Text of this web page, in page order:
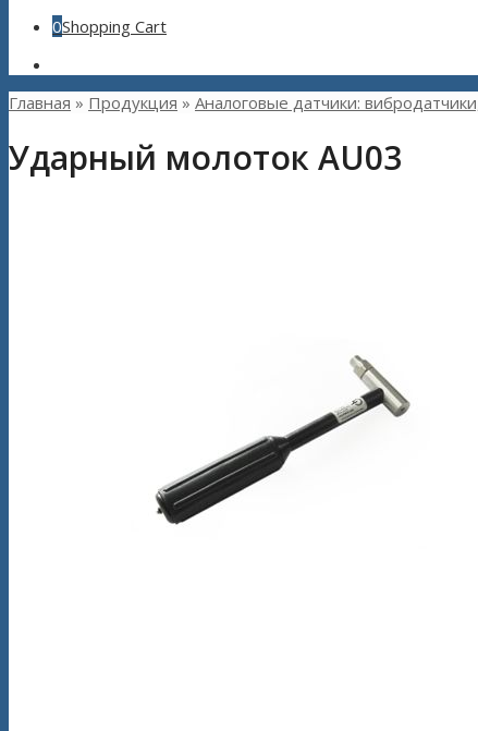
0Shopping Cart
Главная » Продукция » Аналоговые датчики:
Ударный молоток AU03